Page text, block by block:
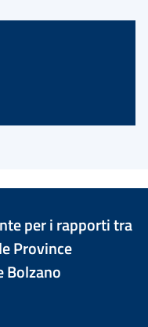
per i rapporti tra
Province
Bolzano